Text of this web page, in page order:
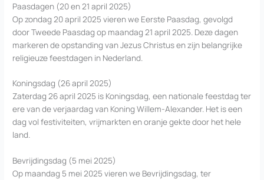
Paasdagen (20 en 21 april 2025)
Op zondag 20 april 2025 vieren we Eerste Paasdag, gevolgd
door Tweede Paasdag op maandag 21 april 2025. Deze dagen
markeren de opstanding van Jezus Christus en zijn belangrijke
religieuze feestdagen in Nederland.
Koningsdag (26 april 2025)
Zaterdag 26 april 2025 is Koningsdag, een nationale feestdag ter
ere van de verjaardag van Koning Willem-Alexander. Het is een
dag vol festiviteiten, vrijmarkten en oranje gekte door het hele
land.
Bevrijdingsdag (5 mei 2025)
Op maandag 5 mei 2025 vieren we Bevrijdingsdag, ter